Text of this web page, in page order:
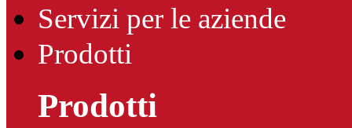
Servizi per le aziende
Prodotti
Prodotti